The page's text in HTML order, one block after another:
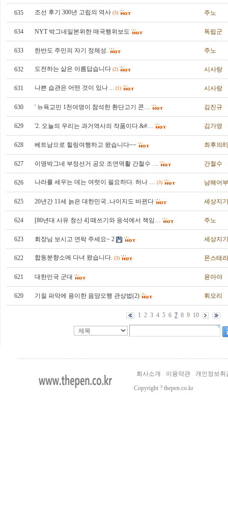
635 조선 후기 300년 고립의 역사 (3) 주노
634 NYT 박그네일본위한 매국행위보도 독립군
633 한반도 주민의 자기 정체성. 주노
632 도전하는 삶은 아름답습니다 (2) 시사랑
631 나쁜 습관은 어떤 것이 있나 ... (1) 시사랑
630 ' 뉴욕교민 1천여명이 참석한 환단고기 콘… 김진규
629 '2. 오늘의 우리는 과거역사의 작품이다.&#… 김가영
628 베트남으로 힐링여행하고 왔습니다~~ 최후의8
627 이명박그네 부정선거 공모 조연역활 간철수 … 간철수
626 나라를 세우는 데는 여럿이 필요하다. 허나 … (3) 남해어부
625 20년간 11세 늙은 대한민국..나이지도 바뀐다 세상지기
624 [80년대 사유 청산 4] 떼쓰기와 응석에서 책임… 주노
623 회장님 보시고 연락 주세요~ 2 세상지기
622 합동분향소에 다녀 왔습니다. (3) 몬스테라
621 대한민국 군대 윤아야
620 기질 파악에 용이한 음양오행 관상법(2) 휘모리
1 2 3 4 5 6 7 8 9 10
회사소개 이용약관
개인정보취
Copyright ? thepen.co.kr